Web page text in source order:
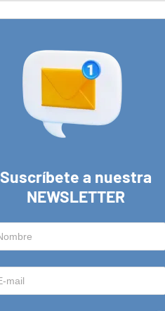
Suscríbete a nuestra
NEWSLETTER